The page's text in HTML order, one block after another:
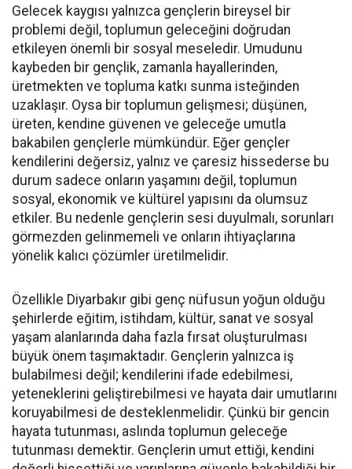
Gelecek kaygısı yalnızca gençlerin bireysel bir
problemi değil, toplumun geleceğini doğrudan
etkileyen önemli bir sosyal meseledir. Umudunu
kaybeden bir gençlik, zamanla hayallerinden,
üretmekten ve topluma katkı sunma isteğinden
uzaklaşır. Oysa bir toplumun gelişmesi; düşünen,
üreten, kendine güvenen ve geleceğe umutla
bakabilen gençlerle mümkündür. Eğer gençler
kendilerini değersiz, yalnız ve çaresiz hissederse bu
durum sadece onların yaşamını değil, toplumun
sosyal, ekonomik ve kültürel yapısını da olumsuz
etkiler. Bu nedenle gençlerin sesi duyulmalı, sorunları
görmezden gelinmemeli ve onların ihtiyaçlarına
yönelik kalıcı çözümler üretilmelidir.
Özellikle Diyarbakır gibi genç nüfusun yoğun olduğu
şehirlerde eğitim, istihdam, kültür, sanat ve sosyal
yaşam alanlarında daha fazla fırsat oluşturulması
büyük önem taşımaktadır. Gençlerin yalnızca iş
bulabilmesi değil; kendilerini ifade edebilmesi,
yeteneklerini geliştirebilmesi ve hayata dair umutlarını
koruyabilmesi de desteklenmelidir. Çünkü bir gencin
hayata tutunması, aslında toplumun geleceğe
tutunması demektir. Gençlerin umut ettiği, kendini